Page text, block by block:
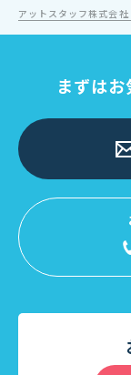
アットスタッフ株式会
まずは